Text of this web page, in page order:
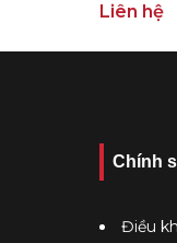
Liên hệ
Chính
Điều